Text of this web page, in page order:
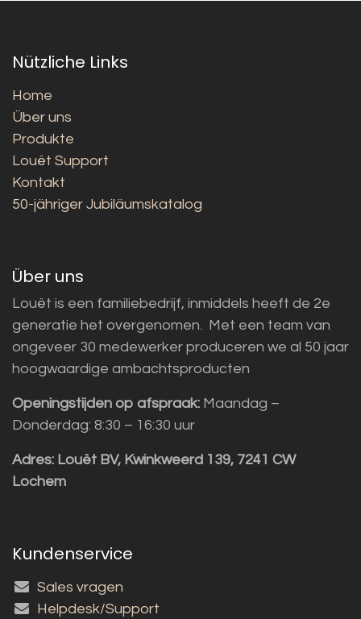
Nützliche Links
Home
Über uns
Produkte
Louët Support
Kontakt
50-jähriger Jubiläumskatalog
Über uns
Louët is een familiebedrijf, inmiddels heeft de 2e
generatie het overgenomen. Met een team van
ongeveer 30 medewerker produceren we al 50 jaar
hoogwaardige ambachtsproducten
Openingstijden op afspraak: Maandag –
Donderdag: 8:30 – 16:30 uur
Adres: Louët BV, Kwinkweerd 139, 7241 CW
Lochem
Kundenservice
Sales vragen
Helpdesk/Support